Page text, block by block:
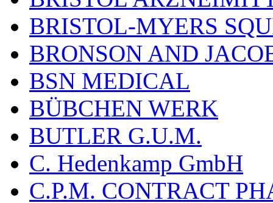
BRISTOL-MYERS
BRONSON AND
BSN MEDICAL
BÜBCHEN WERK
BUTLER G.U.M.
C. Hedenkamp GmbH
C.P.M. CONTRACT